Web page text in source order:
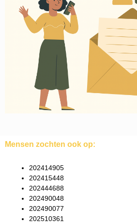
Mensen zochten ook op:
202414905
202415448
202444688
202490048
202490077
202510361